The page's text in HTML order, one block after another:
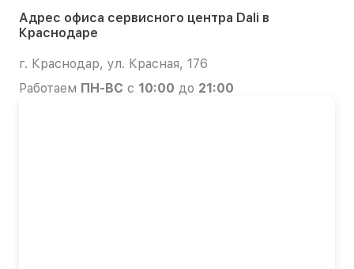
Адрес офиса сервисного центра Dali в
Краснодаре
г. Краснодар, ул. Красная, 176
Работаем ПН-ВС с 10:00 до 21:00